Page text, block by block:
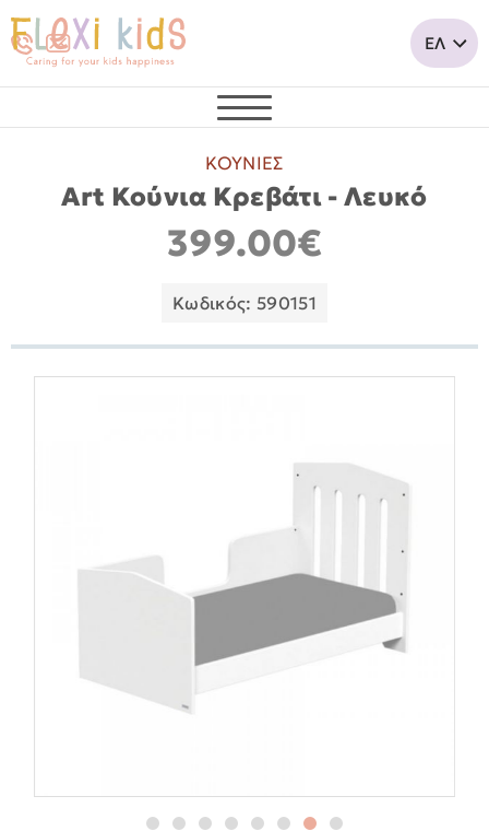
ΚΟΥΝΙΕΣ
Art Κούνια Κρεβάτι - Λευκό
399.00€
Κωδικός: 590151